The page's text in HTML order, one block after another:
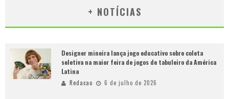
+ NOTÍCIAS
Designer mineira lança jogo educativo sobre coleta
seletiva na maior feira de jogos de tabuleiro da América
Latina
Redacao 6 de julho de 2026